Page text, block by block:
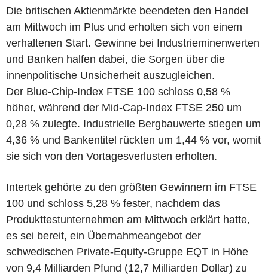
Die britischen Aktienmärkte beendeten den Handel
am Mittwoch im Plus und erholten sich von einem
verhaltenen Start. Gewinne bei Industrieminenwerten
und Banken halfen dabei, die Sorgen über die
innenpolitische Unsicherheit auszugleichen.
Der Blue-Chip-Index FTSE 100 schloss 0,58 %
höher, während der Mid-Cap-Index FTSE 250 um
0,28 % zulegte. Industrielle Bergbauwerte stiegen um
4,36 % und Bankentitel rückten um 1,44 % vor, womit
sie sich von den Vortagesverlusten erholten.
Intertek gehörte zu den größten Gewinnern im FTSE
100 und schloss 5,28 % fester, nachdem das
Produkttestunternehmen am Mittwoch erklärt hatte,
es sei bereit, ein Übernahmeangebot der
schwedischen Private-Equity-Gruppe EQT in Höhe
von 9,4 Milliarden Pfund (12,7 Milliarden Dollar) zu